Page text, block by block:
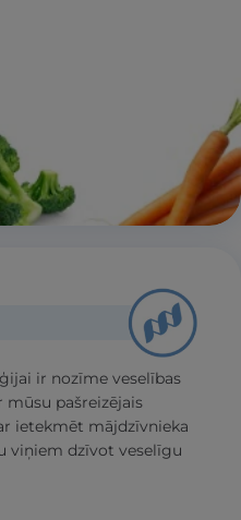
ir nozīme veselības
pašreizējais
ietekmēt mājdzīvnieka
viņiem dzīvot veselīgu